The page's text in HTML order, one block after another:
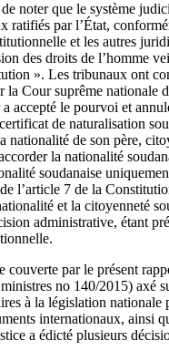
noter que le système
ratifiés par l’État,
et les autres
des droits de l’homme
». Les tribunaux ont
la Cour suprême nationale
accepté le pourvoi et
de naturalisation
nationalité de son père,
la nationalité
soudanaise
l’article 7 de la
et la citoyenneté
administrative, étant
couverte par le présent
no 140/2015) axé
à la législation
internationaux, ainsi
a édicté plusieurs